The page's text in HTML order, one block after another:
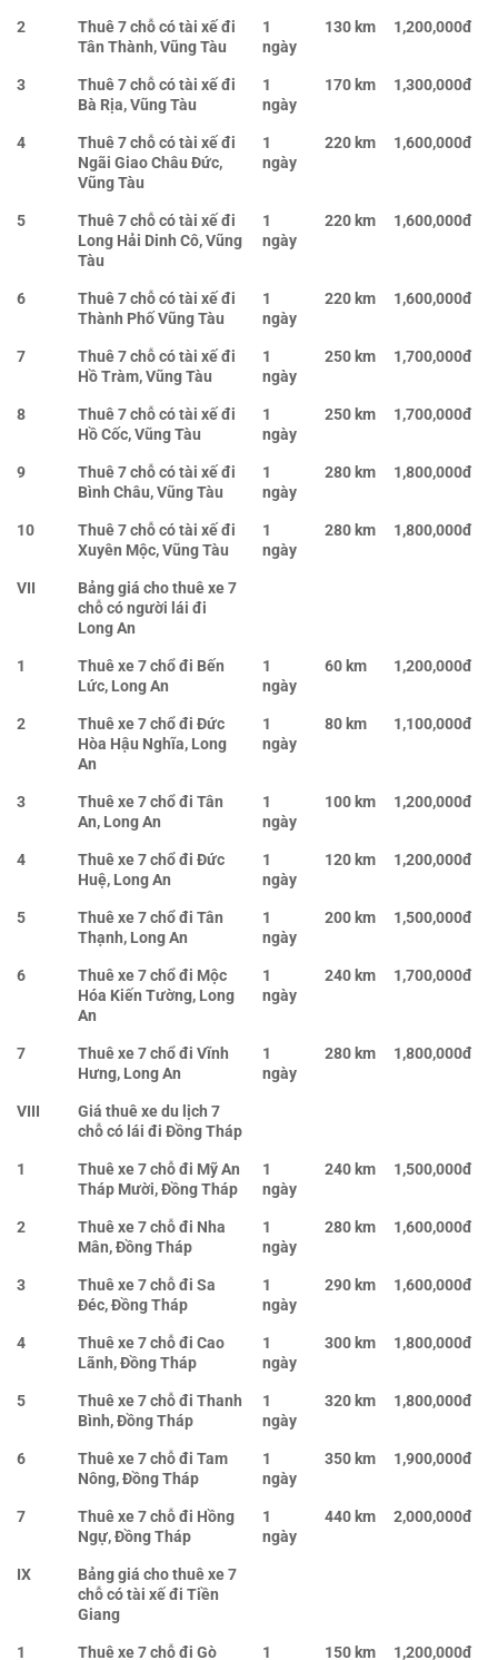
2
Thuê 7 chỗ có tài xế đi
Tân Thành, Vũng Tàu
1
ngày
130 km 1,200,000đ
3
Thuê 7 chỗ có tài xế đi
Bà Rịa, Vũng Tàu
1
ngày
170 km 1,300,000đ
4
Thuê 7 chỗ có tài xế đi
Ngãi Giao Châu Đức,
Vũng Tàu
1
ngày
220 km 1,600,000đ
5
Thuê 7 chỗ có tài xế đi
Long Hải Dinh Cô, Vũng
Tàu
1
ngày
220 km 1,600,000đ
6
Thuê 7 chỗ có tài xế đi
Thành Phố Vũng Tàu
1
ngày
220 km 1,600,000đ
7
Thuê 7 chỗ có tài xế đi
Hồ Tràm, Vũng Tàu
1
ngày
250 km 1,700,000đ
8
Thuê 7 chỗ có tài xế đi
Hồ Cốc, Vũng Tàu
1
ngày
250 km 1,700,000đ
9
Thuê 7 chỗ có tài xế đi
Bình Châu, Vũng Tàu
1
ngày
280 km 1,800,000đ
10
Thuê 7 chỗ có tài xế đi
Xuyên Mộc, Vũng Tàu
1
ngày
280 km 1,800,000đ
VII
Bảng giá cho thuê xe 7
chỗ có người lái đi
Long An
1
Thuê xe 7 chổ đi Bến
Lức, Long An
1
ngày
60 km 1,200,000đ
2
Thuê xe 7 chổ đi Đức
Hòa Hậu Nghĩa, Long
An
1
ngày
80 km 1,100,000đ
3
Thuê xe 7 chổ đi Tân
An, Long An
1
ngày
100 km 1,200,000đ
4
Thuê xe 7 chổ đi Đức
Huệ, Long An
1
ngày
120 km 1,200,000đ
5
Thuê xe 7 chổ đi Tân
Thạnh, Long An
1
ngày
200 km 1,500,000đ
6
Thuê xe 7 chổ đi Mộc
Hóa Kiến Tường, Long
An
1
ngày
240 km 1,700,000đ
7
Thuê xe 7 chổ đi Vĩnh
Hưng, Long An
1
ngày
280 km 1,800,000đ
VIII
Giá thuê xe du lịch 7
chỗ có lái đi Đồng Tháp
1
Thuê xe 7 chỗ đi Mỹ An
Tháp Mười, Đồng Tháp
1
ngày
240 km 1,500,000đ
2
Thuê xe 7 chỗ đi Nha
Mân, Đồng Tháp
1
ngày
280 km 1,600,000đ
3
Thuê xe 7 chỗ đi Sa
Đéc, Đồng Tháp
1
ngày
290 km 1,600,000đ
4
Thuê xe 7 chỗ đi Cao
Lãnh, Đồng Tháp
1
ngày
300 km 1,800,000đ
5
Thuê xe 7 chỗ đi Thanh
Bình, Đồng Tháp
1
ngày
320 km 1,800,000đ
6
Thuê xe 7 chỗ đi Tam
Nông, Đồng Tháp
1
ngày
350 km 1,900,000đ
7
Thuê xe 7 chỗ đi Hồng
Ngự, Đồng Tháp
1
ngày
440 km 2,000,000đ
IX
Bảng giá cho thuê xe 7
chỗ có tài xế đi Tiền
Giang
1
Thuê xe 7 chỗ đi Gò 1 150 km 1,200,000đ